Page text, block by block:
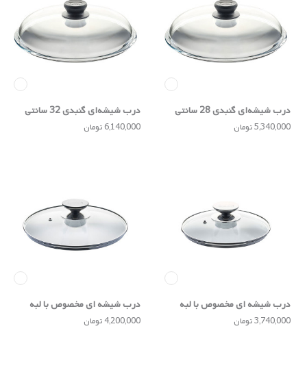
درب شیشه‌ای گنبدی 28 سانتی
5,340,000 تومان
درب شیشه‌ای گنبدی 32 سانتی
6,140,000 تومان
درب شیشه ای مخصوص با لبه
استیل ضد زنگ 20 سانتی
3,740,000 تومان
درب شیشه ای مخصوص با لبه
استیل ضد زنگ 24 سانتی
4,200,000 تومان